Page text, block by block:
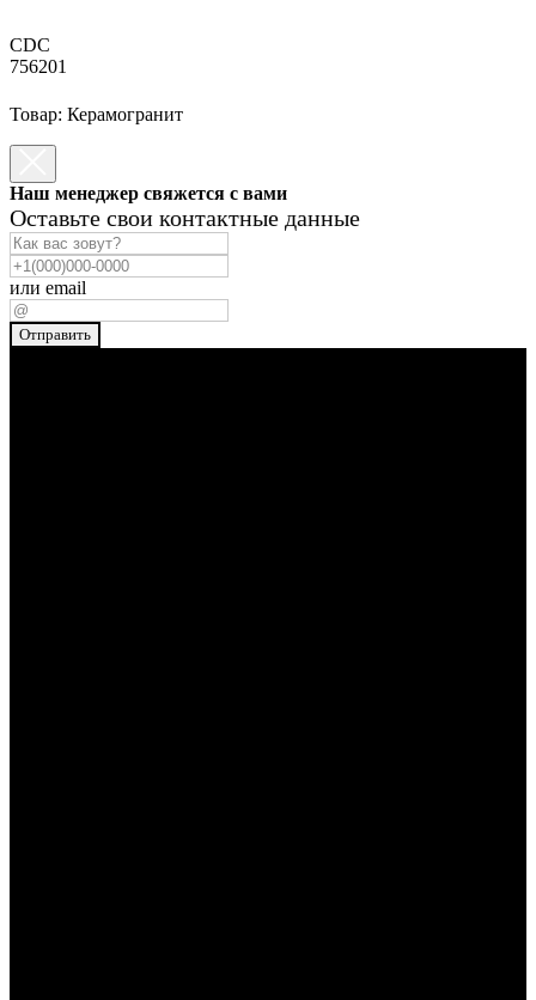
CDC
756201
Товар: Керамогранит
Наш менеджер свяжется с вами
Оставьте свои контактные данные
или email
Отправить